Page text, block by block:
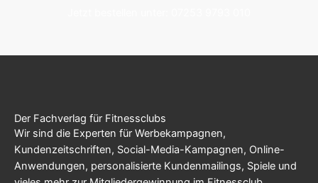
Der Fachverlag für Fitnessclubs
Wir sind die Experten für Werbekampagnen,
Kundenzeitschriften, Social-Media-Kampagnen, Online-
Anwendungen, personalisierte Kundenmailings, Spiele und